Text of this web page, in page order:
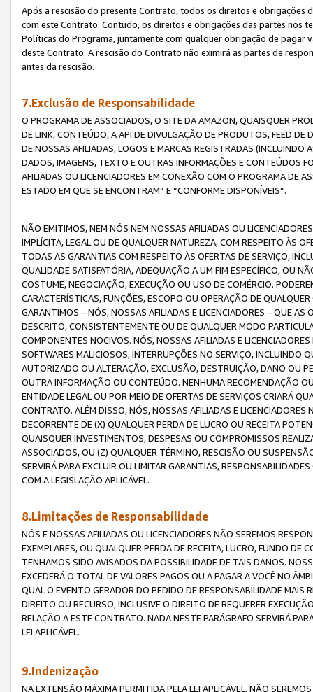
Após a rescisão do presente Contrato, todos os direitos e obrigações
com este Contrato. Contudo, os direitos e obrigações das partes nos
Políticas do Programa, juntamente com qualquer obrigação de
deste Contrato. A rescisão do Contrato não eximirá as partes de
antes da rescisão.
7.Exclusão de Responsabilidade
O PROGRAMA DE ASSOCIADOS, O SITE DA AMAZON, QUAISQUER
DE LINK, CONTEÚDO, A API DE DIVULGAÇÃO DE PRODUTOS, FEED
DE NOSSAS AFILIADAS, LOGOS E MARCAS REGISTRADAS
DADOS, IMAGENS, TEXTO E OUTRAS INFORMAÇÕES E CONTEÚDOS
AFILIADAS OU LICENCIADORES EM CONEXÃO COM O PROGRAMA DE
ESTADO EM QUE SE ENCONTRAM” E “CONFORME DISPONÍVEIS”.
NÃO EMITIMOS, NEM NÓS NEM NOSSAS AFILIADAS OU
IMPLÍCITA, LEGAL OU DE QUALQUER NATUREZA, COM RESPEITO ÀS
TODAS AS GARANTIAS COM RESPEITO ÀS OFERTAS DE SERVIÇO,
QUALIDADE SATISFATÓRIA, ADEQUAÇÃO A UM FIM ESPECÍFICO, OU
COSTUME, NEGOCIAÇÃO, EXECUÇÃO OU USO DE COMÉRCIO.
CARACTERÍSTICAS, FUNÇÕES, ESCOPO OU OPERAÇÃO DE
GARANTIMOS – NÓS, NOSSAS AFILIADAS E LICENCIADORES – QUE
DESCRITO, CONSISTENTEMENTE OU DE QUALQUER MODO
COMPONENTES NOCIVOS. NÓS, NOSSAS AFILIADAS E
SOFTWARES MALICIOSOS, INTERRUPÇÕES NO SERVIÇO, INCLUINDO
AUTORIZADO OU ALTERAÇÃO, EXCLUSÃO, DESTRUIÇÃO, DANO OU
OUTRA INFORMAÇÃO OU CONTEÚDO. NENHUMA RECOMENDAÇÃO
ENTIDADE LEGAL OU POR MEIO DE OFERTAS DE SERVIÇOS CRIARÁ
CONTRATO. ALÉM DISSO, NÓS, NOSSAS AFILIADAS E
DECORRENTE DE (X) QUALQUER PERDA DE LUCRO OU RECEITA
QUAISQUER INVESTIMENTOS, DESPESAS OU COMPROMISSOS
ASSOCIADOS, OU (Z) QUALQUER TÉRMINO, RESCISÃO OU
SERVIRÁ PARA EXCLUIR OU LIMITAR GARANTIAS,
COM A LEGISLAÇÃO APLICÁVEL.
8.Limitações de Responsabilidade
NÓS E NOSSAS AFILIADAS OU LICENCIADORES NÃO SEREMOS
EXEMPLARES, OU QUALQUER PERDA DE RECEITA, LUCRO, FUNDO
TENHAMOS SIDO AVISADOS DA POSSIBILIDADE DE TAIS DANOS.
EXCEDERÁ O TOTAL DE VALORES PAGOS OU A PAGAR A VOCÊ NO
QUAL O EVENTO GERADOR DO PEDIDO DE RESPONSABILIDADE
DIREITO OU RECURSO, INCLUSIVE O DIREITO DE REQUERER
RELAÇÃO A ESTE CONTRATO. NADA NESTE PARÁGRAFO SERVIRÁ
LEI APLICÁVEL.
9.Indenização
NA EXTENSÃO MÁXIMA PERMITIDA PELA LEI APLICÁVEL, NÃO